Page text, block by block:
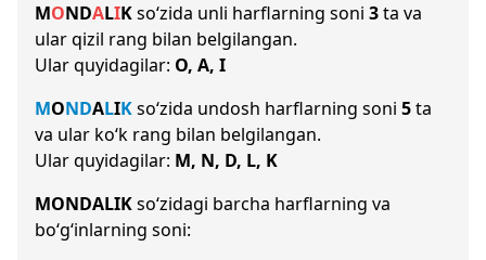
MONDALIKso‘zida unli harflarning soni 3ta va
ular qizil rang bilan belgilangan.
Ular quyidagilar: O, A, I
MONDALIKso‘zida undosh harflarning soni 5ta
va ular ko‘k rang bilan belgilangan.
Ular quyidagilar: M, N, D, L, K
MONDALIKso‘zidagi barcha harflarning va
bo‘g‘inlarning soni: